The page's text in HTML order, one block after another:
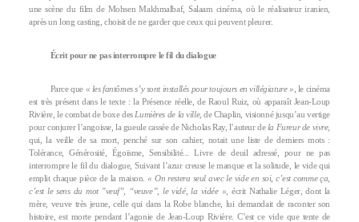
une scène du film de Mohsen Makhmalbaf, Salaam cinéma, où le réalisateur iranien,
après un long casting, choisit de ne garder que ceux qui peuvent pleurer.
Écrit pour ne pas interrompre le fil du dialogue
Parce que« les fantômes s’y sont installés pour toujours en villégiature » , le cinéma
est très présent dans le texte : la Présence réelle, de Raoul Ruiz, où apparaît Jean-Loup
Rivière, le combat de boxe des Lumières de la ville, de Chaplin, visionné jusqu’au vertige
pour conjurer l’angoisse, la gueule cassée de Nicholas Ray, l’auteur de la Fureur de vivre,
qui, la veille de sa mort, penché sur son cahier, notait une liste de derniers mots :
Tolérance, Générosité, Égoïsme, Sensibilité... Livre de deuil adressé, pour ne pas
interrompre le fil du dialogue, Suivant l’azur creuse le manque et la solitude, le vide qui
emplit chaque pièce de la maison.« On restera seul avec le vide en soi, c’est comme ça,
c’est le sens du mot "veuf”, “veuve”, le vidé, la vidée » , écrit Nathalie Léger, dont la
mère, veuve très jeune, celle qui dans la Robe blanche, lui demandait de raconter son
histoire, est morte pendant l’agonie de Jean-Loup Rivière. C’est ce vide que tente de